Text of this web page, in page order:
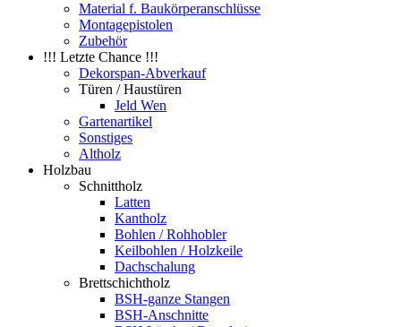
Material f. Baukörperanschlüsse
Montagepistolen
Zubehör
!!! Letzte Chance !!!
Dekorspan-Abverkauf
Türen / Haustüren
Jeld Wen
Gartenartikel
Sonstiges
Altholz
Holzbau
Schnittholz
Latten
Kantholz
Bohlen / Rohhobler
Keilbohlen / Holzkeile
Dachschalung
Brettschichtholz
BSH-ganze Stangen
BSH-Anschnitte